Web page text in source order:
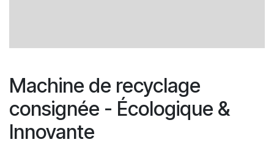
Machine de recyclage
consignée - Écologique &
Innovante